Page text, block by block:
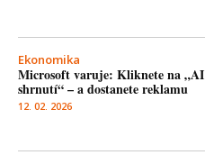
Ekonomika
Microsoft varuje: Kliknete na „AI
shrnutí“ – a dostanete reklamu
12. 02. 2026